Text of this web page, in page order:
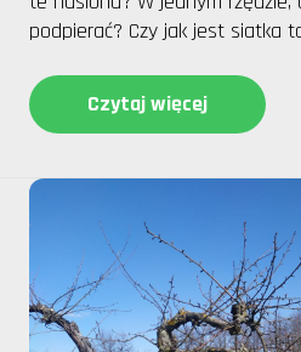
podpierać? Czy jak jest siatka
Czytaj więcej